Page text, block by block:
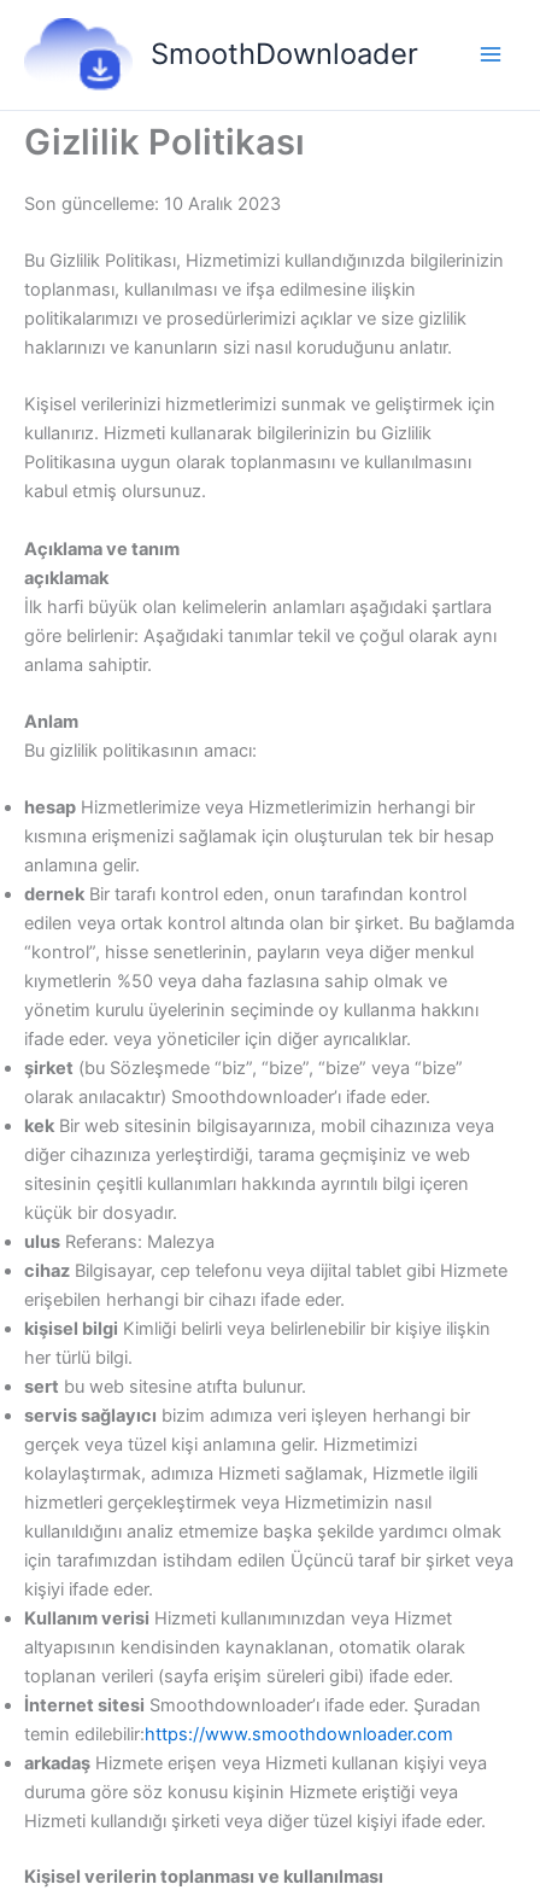
SmoothDownloader
Gizlilik Politikası
Son güncelleme: 10 Aralık 2023
Bu Gizlilik Politikası, Hizmetimizi kullandığınızda bilgilerinizin
toplanması, kullanılması ve ifşa edilmesine ilişkin
politikalarımızı ve prosedürlerimizi açıklar ve size gizlilik
haklarınızı ve kanunların sizi nasıl koruduğunu anlatır.
Kişisel verilerinizi hizmetlerimizi sunmak ve geliştirmek için
kullanırız. Hizmeti kullanarak bilgilerinizin bu Gizlilik
Politikasına uygun olarak toplanmasını ve kullanılmasını
kabul etmiş olursunuz.
Açıklama ve tanım
açıklamak
İlk harfi büyük olan kelimelerin anlamları aşağıdaki şartlara
göre belirlenir: Aşağıdaki tanımlar tekil ve çoğul olarak aynı
anlama sahiptir.
Anlam
Bu gizlilik politikasının amacı:
hesap Hizmetlerimize veya Hizmetlerimizin herhangi bir
kısmına erişmenizi sağlamak için oluşturulan tek bir hesap
anlamına gelir.
dernek Bir tarafı kontrol eden, onun tarafından kontrol
edilen veya ortak kontrol altında olan bir şirket. Bu bağlamda
“kontrol”, hisse senetlerinin, payların veya diğer menkul
kıymetlerin %50 veya daha fazlasına sahip olmak ve
yönetim kurulu üyelerinin seçiminde oy kullanma hakkını
ifade eder. veya yöneticiler için diğer ayrıcalıklar.
şirket (bu Sözleşmede “biz”, “bize”, “bize” veya “bize”
olarak anılacaktır) Smoothdownloader’ı ifade eder.
kek Bir web sitesinin bilgisayarınıza, mobil cihazınıza veya
diğer cihazınıza yerleştirdiği, tarama geçmişiniz ve web
sitesinin çeşitli kullanımları hakkında ayrıntılı bilgi içeren
küçük bir dosyadır.
ulus Referans: Malezya
cihaz Bilgisayar, cep telefonu veya dijital tablet gibi Hizmete
erişebilen herhangi bir cihazı ifade eder.
kişisel bilgi Kimliği belirli veya belirlenebilir bir kişiye ilişkin
her türlü bilgi.
sert bu web sitesine atıfta bulunur.
servis sağlayıcı bizim adımıza veri işleyen herhangi bir
gerçek veya tüzel kişi anlamına gelir. Hizmetimizi
kolaylaştırmak, adımıza Hizmeti sağlamak, Hizmetle ilgili
hizmetleri gerçekleştirmek veya Hizmetimizin nasıl
kullanıldığını analiz etmemize başka şekilde yardımcı olmak
için tarafımızdan istihdam edilen Üçüncü taraf bir şirket veya
kişiyi ifade eder.
Kullanım verisi Hizmeti kullanımınızdan veya Hizmet
altyapısının kendisinden kaynaklanan, otomatik olarak
toplanan verileri (sayfa erişim süreleri gibi) ifade eder.
İnternet sitesi Smoothdownloader’ı ifade eder. Şuradan
temin edilebilir:https://www.smoothdownloader.com
arkadaş Hizmete erişen veya Hizmeti kullanan kişiyi veya
duruma göre söz konusu kişinin Hizmete eriştiği veya
Hizmeti kullandığı şirketi veya diğer tüzel kişiyi ifade eder.
Kişisel verilerin toplanması ve kullanılması